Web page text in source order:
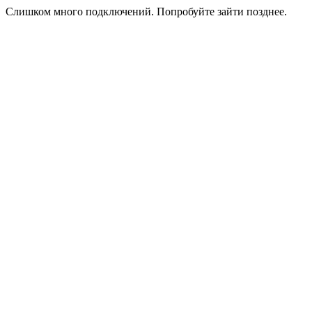
Слишком много подключений. Попробуйте зайти позднее.